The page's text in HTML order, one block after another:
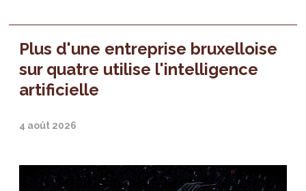
Plus d'une entreprise bruxelloise
sur quatre utilise l'intelligence
artificielle
4 août 2026